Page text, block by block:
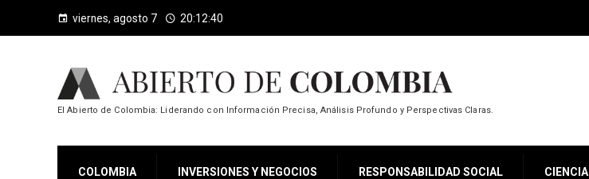
viernes, agosto 7 20:12:41
El Abierto de Colombia: Liderando con Información Precisa, Análisis Profundo y Perspectivas Claras.
COLOMBIA INVERSIONES Y NEGOCIOS RESPONSABILIDAD SOCIAL